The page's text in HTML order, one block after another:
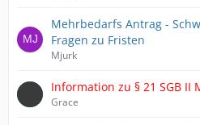
Mehrbedarfs Antrag -
Fragen zu Fristen
Mjurk
Information zu​ § 21 SGB II
Grace